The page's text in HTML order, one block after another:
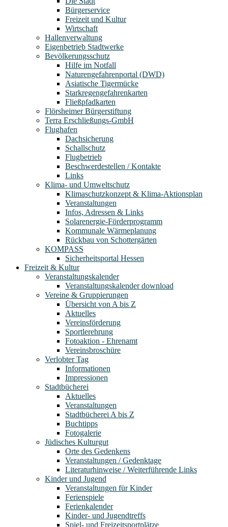
Bürgerservice
Freizeit und Kultur
Wirtschaft
Hallenverwaltung
Eigenbetrieb Stadtwerke
Bevölkerungsschutz
Hilfe im Notfall
Naturengefahrenportal (DWD)
Asiatische Tigermücke
Starkregengefahrenkarten
Fließpfadkarten
Flörsheimer Bürgerstiftung
Terra Erschließungs-GmbH
Flughafen
Dachsicherung
Schallschutz
Flugbetrieb
Beschwerdestellen / Kontakte
Links
Klima- und Umweltschutz
Klimaschutzkonzept & Klima-Aktionsplan
Veranstaltungen
Infos, Adressen & Links
Solarenergie-Förderprogramm
Kommunale Wärmeplanung
Rückbau von Schottergärten
KOMPASS
Sicherheitsportal Hessen
Freizeit & Kultur
Veranstaltungskalender
Veranstaltungskalender download
Vereine & Gruppierungen
Übersicht von A bis Z
Aktuelles
Vereinsförderung
Sportlerehrung
Fotoaktion - Ehrenamt
Vereinsbroschüre
Verlobter Tag
Informationen
Impressionen
Stadtbücherei
Aktuelles
Veranstaltungen
Stadtbücherei A bis Z
Buchtipps
Fotogalerie
Jüdisches Kulturgut
Orte des Gedenkens
Veranstaltungen / Gedenktage
Literaturhinweise / Weiterführende Links
Kinder und Jugend
Veranstaltungen für Kinder
Ferienspiele
Ferienkalender
Kinder- und Jugendtreffs
Spiel- und Freizeitsportplätze